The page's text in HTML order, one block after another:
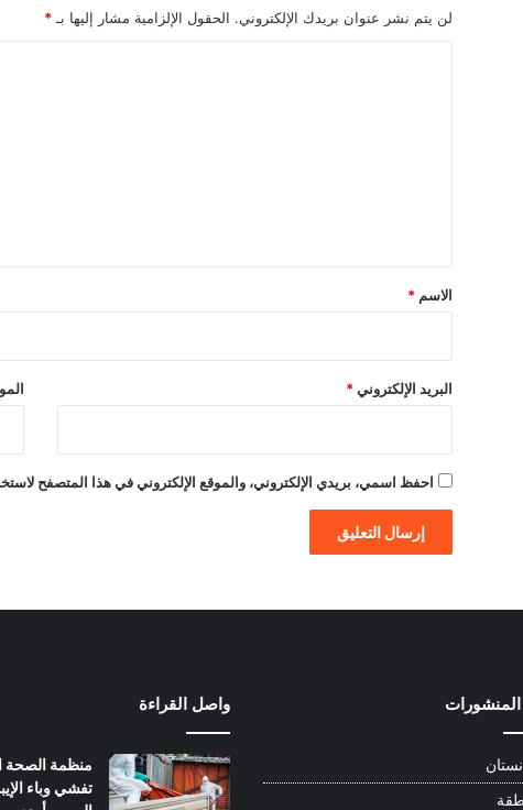
لن يتم نشر عنوان بريدك الإلكتروني. الحقول الإلزامية مشار إليها بـ *
*
الاسم *
البريد الإلكتروني *
احفظ اسمي، بريدي الإلكتروني، والموقع الإلكتروني في هذا المتصفح
المنشورات واصل القراءة
منظمة الصحة
تفشي وباء